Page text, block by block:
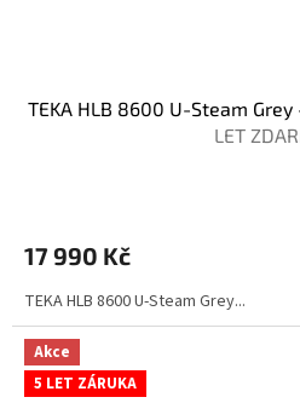
TEKA HLB 8600 U-Steam
LET
17 990 Kč
TEKA HLB 8600 U-Steam Grey...
Akce
5 LET ZÁRUKA